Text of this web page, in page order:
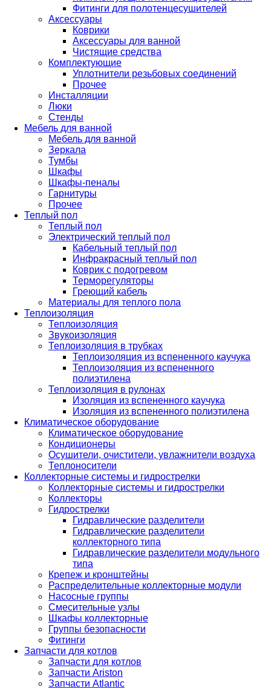
Фитинги для полотенцесушителей
Аксессуары
Коврики
Аксессуары для ванной
Чистящие средства
Комплектующие
Уплотнители резьбовых соединений
Прочее
Инсталляции
Люки
Стенды
Мебель для ванной
Мебель для ванной
Зеркала
Тумбы
Шкафы
Шкафы-пеналы
Гарнитуры
Прочее
Теплый пол
Теплый пол
Электрический теплый пол
Кабельный теплый пол
Инфракрасный теплый пол
Коврик с подогревом
Терморегуляторы
Греющий кабель
Материалы для теплого пола
Теплоизоляция
Теплоизоляция
Звукоизоляция
Теплоизоляция в трубках
Теплоизоляция из вспененного каучука
Теплоизоляция из вспененного
полиэтилена
Теплоизоляция в рулонах
Изоляция из вспененного каучука
Изоляция из вспененного полиэтилена
Климатическое оборудование
Климатическое оборудование
Кондиционеры
Осушители, очистители, увлажнители воздуха
Теплоносители
Коллекторные системы и гидрострелки
Коллекторные системы и гидрострелки
Коллекторы
Гидрострелки
Гидравлические разделители
Гидравлические разделители
коллекторного типа
Гидравлические разделители модульного
типа
Крепеж и кронштейны
Распределительные коллекторные модули
Насосные группы
Смесительные узлы
Шкафы коллекторные
Группы безопасности
Фитинги
Запчасти для котлов
Запчасти для котлов
Запчасти Ariston
Запчасти Atlantic